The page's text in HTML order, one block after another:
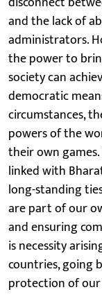
and the lack of
administrators.
the power to
society can
democratic
circumstances,
powers of the
their own
linked with
long-standing
are part of our
and ensuring
is necessity
countries, going
protection of